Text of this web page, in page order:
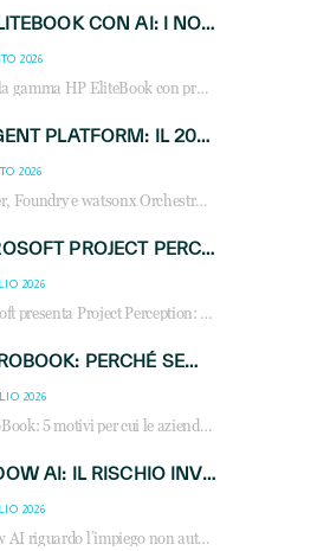
HP ELITEBOOK CON AI: I NOTEBOOK BUSINESS INTELLIGENTI CHE TRASFORMANO PRODUTTIVITÀ, SICUREZZA E LAVORO IBRIDO
2026
Scopri la gamma HP EliteBook con processori Intel® Core™ Ultra e AMD Ryzen™ AI. Notebook business progettati per aumentare la produttività, migliorare la collaborazione e garantire sicurezza avanzata in ufficio e in mobilità.
AI AGENT PLATFORM: IL 2026 È L’ANNO DEL «SISTEMA OPERATIVO» PER GLI AGENTI AZIENDALI
2026
Frontier, Foundry e watsonx Orchestrate: la guerra delle piattaforme AI agent ridisegna il mercato IT. Cosa cambia per reseller, MSP e system integrator.
MICROSOFT PROJECT PERCEPTION: COME GLI AGENTI AI CAMBIERANNO SOC, CYBERSECURITY E SERVIZI MSP
2026
Microsoft presenta Project Perception: scopri come gli agenti AI possono trasformare cybersecurity, SOC e servizi gestiti degli MSP.
HP PROBOOK: PERCHÉ SEMPRE PIÙ AZIENDE SCELGONO NOTEBOOK PROGETTATI PER IL LAVORO MODERNO
2026
HP ProBook: 5 motivi per cui le aziende scelgono i notebook business HP per migliorare produttività, sicurezza e gestione dell’AI.
SHADOW AI: IL RISCHIO INVISIBILE CHE LE AZIENDE POSSONO GOVERNARE
2026
Shadow AI riguardo l’impiego non autorizzato di sistemi AI all’interno dell’azienda. E’ una pratica che si diffonde a partire dai dipendenti fino ai dirigenti e mette a repentaglio la cybersecurity, con costi più elevati per le organizzazioni. Due recenti report illustrano il fenomeno e forniscono dati in merito